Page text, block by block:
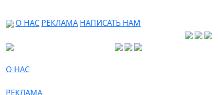
О НАС РЕКЛАМА НАПИСАТЬ НАМ
О НАС
РЕКЛАМА